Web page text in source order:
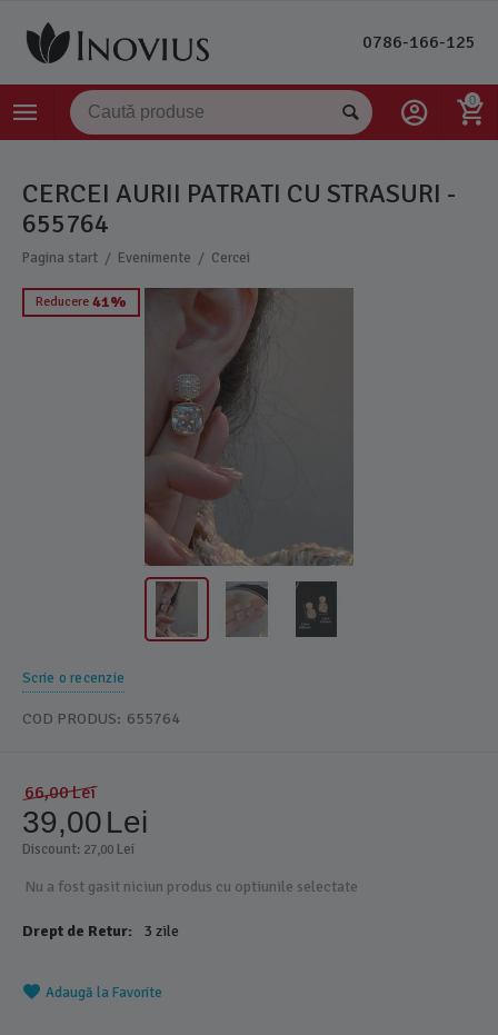
0786-166-125
0
CERCEI AURII PATRATI CU STRASURI -
655764
Pagina start / Evenimente / Cercei
Reducere 41%
Scrie o recenzie
COD PRODUS: 655764
66,00Lei
39,00Lei
Discount: 27,00 Lei
Nu a fost gasit niciun produs cu optiunile selectate
Drept de Retur: 3 zile
Adaugă la Favorite